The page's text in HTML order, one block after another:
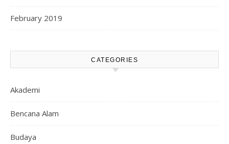
February 2019
CATEGORIES
Akademi
Bencana Alam
Budaya